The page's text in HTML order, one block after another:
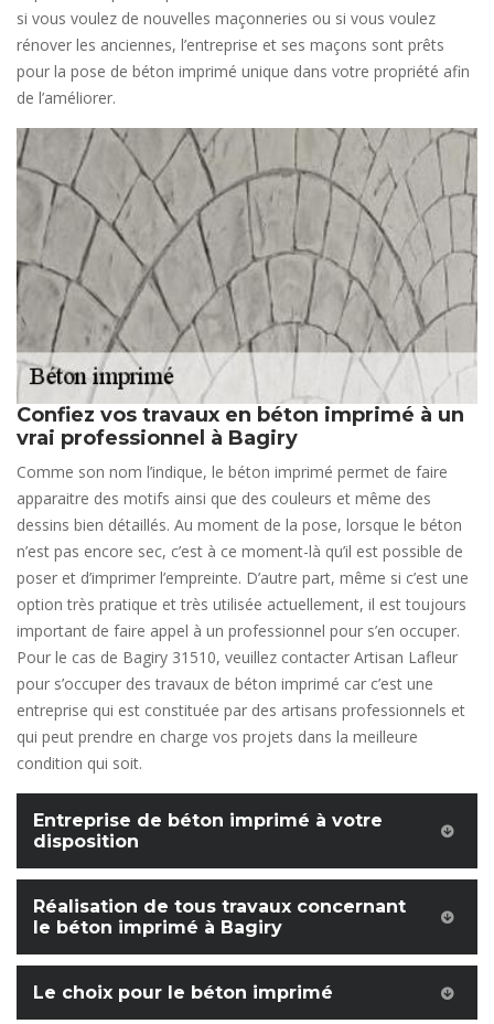
si vous voulez de nouvelles maçonneries ou si vous voulez
rénover les anciennes, l’entreprise et ses maçons sont prêts
pour la pose de béton imprimé unique dans votre propriété afin
de l’améliorer.
Confiez vos travaux en béton imprimé à un
vrai professionnel à Bagiry
Comme son nom l’indique, le béton imprimé permet de faire
apparaitre des motifs ainsi que des couleurs et même des
dessins bien détaillés. Au moment de la pose, lorsque le béton
n’est pas encore sec, c’est à ce moment-là qu’il est possible de
poser et d’imprimer l’empreinte. D’autre part, même si c’est une
option très pratique et très utilisée actuellement, il est toujours
important de faire appel à un professionnel pour s’en occuper.
Pour le cas de Bagiry 31510, veuillez contacter Artisan Lafleur
pour s’occuper des travaux de béton imprimé car c’est une
entreprise qui est constituée par des artisans professionnels et
qui peut prendre en charge vos projets dans la meilleure
condition qui soit.
Entreprise de béton imprimé à votre
disposition
Réalisation de tous travaux concernant
le béton imprimé à Bagiry
Le choix pour le béton imprimé